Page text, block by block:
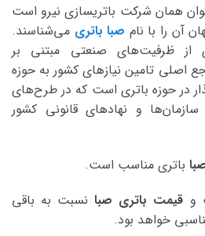
همان شرکت باتریسازی نیرو است
آن را با نام صبا باتری می‌شناسند.
از ظرفیت‌های صنعتی مبتنی بر
اصلی تامین نیازهای کشور به حوزه
در حوزه باتری است که در طرح‌های
و نهادهای قانونی کشور
باتری مناسب است.
و قیمت باتری صبانسبت به باقی
خواهد بود.